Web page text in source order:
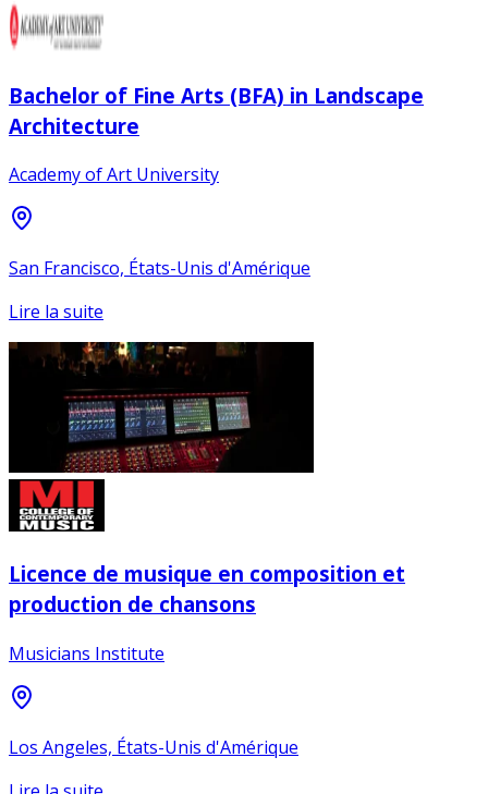
Bachelor of Fine Arts (BFA) in Landscape
Architecture
Academy of Art University
San Francisco, États-Unis d'Amérique
Lire la suite
Licence de musique en composition et
production de chansons
Musicians Institute
Los Angeles, États-Unis d'Amérique